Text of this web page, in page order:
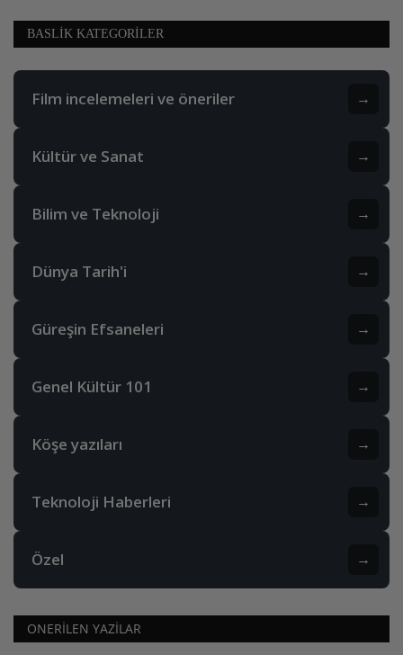
BASLIK KATEGORILER
Film incelemeleri ve öneriler →
Kültür ve Sanat →
Bilim ve Teknoloji →
Dünya Tarih'i →
Güreşin Efsaneleri →
Genel Kültür 101 →
Köşe yazıları →
Teknoloji Haberleri →
Özel →
ONERILEN YAZILAR